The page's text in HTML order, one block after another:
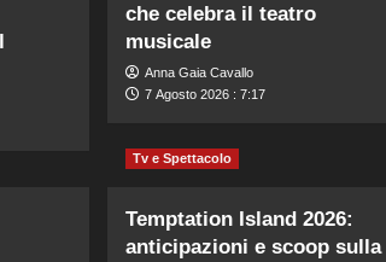
che celebra il teatro
musicale
Anna Gaia Cavallo
7 Agosto 2026 : 7:17
Tv e Spettacolo
Temptation Island 2026:
anticipazioni e scoop sulla